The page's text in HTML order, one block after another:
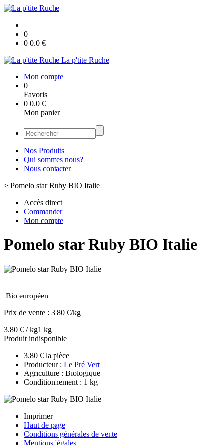
0
0 0.0 €
La p'tite Ruche
Mon compte
0
Favoris
0 0.0 €
Mon panier
Nos Produits
Qui sommes nous?
Nous contacter
> Pomelo star Ruby BIO Italie
Accès direct
Commander
Mon compte
Pomelo star Ruby BIO Italie
Bio européen
Prix de vente : 3.80 €/kg
3.80 € / kg1 kg
Produit indisponible
3.80 € la pièce
Producteur : Le Pré Vert
Agriculture : Biologique
Conditionnement : 1 kg
Imprimer
Haut de page
Conditions générales de vente
Mentions légales